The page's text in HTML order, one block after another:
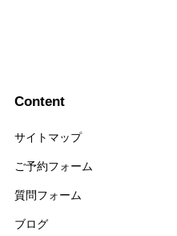
Content
サイトマップ
ご予約フォーム
質問フォーム
ブログ